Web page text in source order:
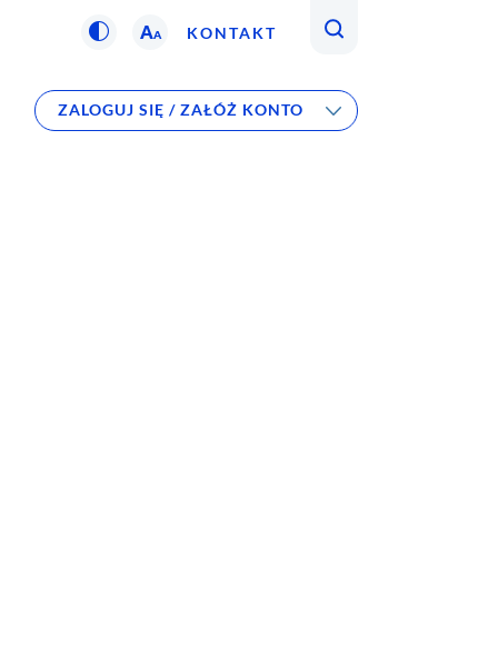
AA KONTAKT
ZALOGUJ SIĘ / ZAŁÓŻ KONTO